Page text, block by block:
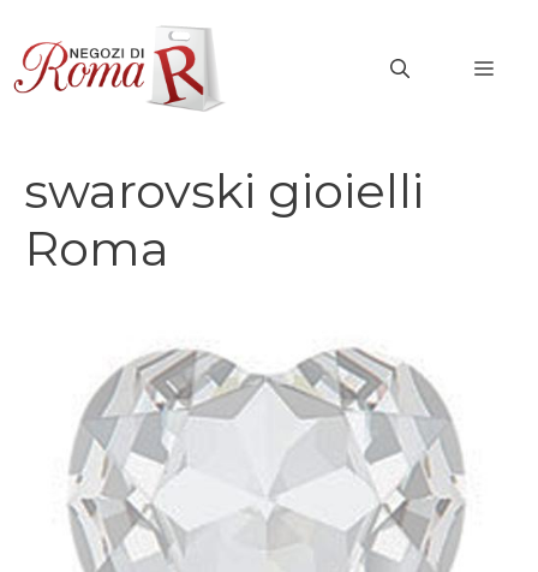
contenuto
swarovski gioielli
Roma